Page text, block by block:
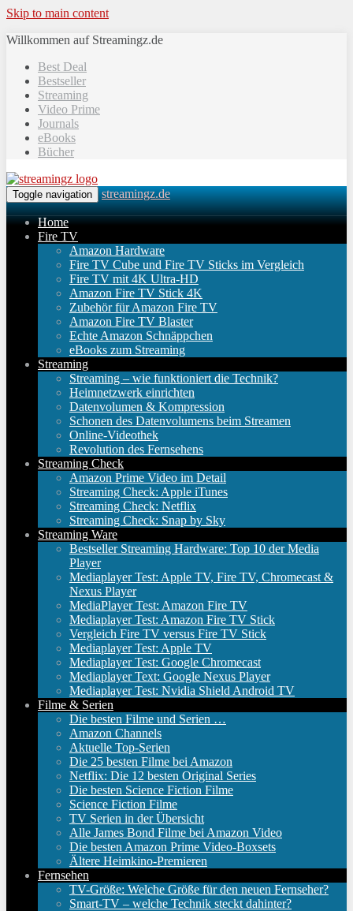
Skip to main content
Willkommen auf Streamingz.de
Best Deal
Bestseller
Streaming
Video Prime
Journals
eBooks
Bücher
Toggle navigation streamingz.de
Home
Fire TV
Amazon Hardware
Fire TV Cube und Fire TV Sticks im Vergleich
Fire TV mit 4K Ultra-HD
Amazon Fire TV Stick 4K
Zubehör für Amazon Fire TV
Amazon Fire TV Blaster
Echte Amazon Schnäppchen
eBooks zum Streaming
Streaming
Streaming – wie funktioniert die Technik?
Heimnetzwerk einrichten
Datenvolumen & Kompression
Schonen des Datenvolumens beim Streamen
Online-Videothek
Revolution des Fernsehens
Streaming Check
Amazon Prime Video im Detail
Streaming Check: Apple iTunes
Streaming Check: Netflix
Streaming Check: Snap by Sky
Streaming Ware
Bestseller Streaming Hardware: Top 10 der Media
Player
Mediaplayer Test: Apple TV, Fire TV, Chromecast &
Nexus Player
MediaPlayer Test: Amazon Fire TV
Mediaplayer Test: Amazon Fire TV Stick
Vergleich Fire TV versus Fire TV Stick
Mediaplayer Test: Apple TV
Mediaplayer Test: Google Chromecast
Mediaplayer Text: Google Nexus Player
Mediaplayer Test: Nvidia Shield Android TV
Filme & Serien
Die besten Filme und Serien …
Amazon Channels
Aktuelle Top-Serien
Die 25 besten Filme bei Amazon
Netflix: Die 12 besten Original Series
Die besten Science Fiction Filme
Science Fiction Filme
TV Serien in der Übersicht
Alle James Bond Filme bei Amazon Video
Die besten Amazon Prime Video-Boxsets
Ältere Heimkino-Premieren
Fernsehen
TV-Größe: Welche Größe für den neuen Fernseher?
Smart-TV – welche Technik steckt dahinter?